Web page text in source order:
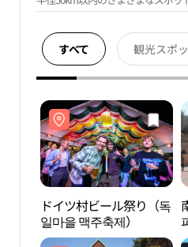
すべて 観光スポ
ドイツ村ビール祭り（독
일마을 맥주축제）